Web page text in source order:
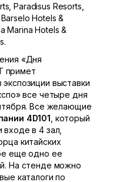
Paradisus Resorts,
Hotels &
Marina Hotels &
«Дня
примет
выставки
все четыре дня
Все желающие
4D101 , который
в 4 зал,
китайских
еще одно ее
На стенде можно
каталоги по